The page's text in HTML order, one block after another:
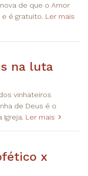
de que o Amor
é gratuito. Ler mais
na luta
vinhateiros
de Deus é o
Igreja. Ler mais
x